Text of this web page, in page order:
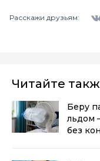
Расскажи друзьям:
Читайте
Беру
льдом
без